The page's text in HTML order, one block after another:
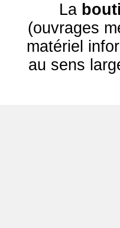
La
(ouvrages
matériel
au sens